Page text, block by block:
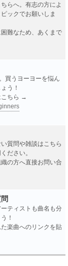
らへ。有志の方によ
ックでお願いしま
難なため、あくまで
買うヨーヨーを悩ん
う！
こちら →
質問や雑談はこちら
ださい。
の方へ直接お問い合
ティストも曲名も分
！
楽曲へのリンクを貼